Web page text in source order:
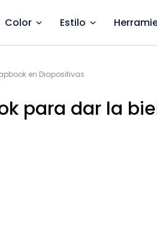
Color Estilo
en Diapositivas
para dar la